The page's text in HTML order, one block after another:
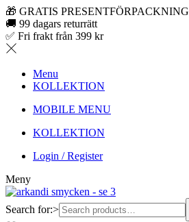
🎁 GRATIS PRESENTFÖRPACKNING
🚚 99 dagars returrätt
✅ Fri frakt från 399 kr
Menu
KOLLEKTION
MOBILE MENU
KOLLEKTION
Login / Register
Meny
Search for:>